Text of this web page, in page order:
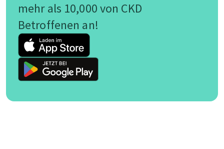
mehr als 10,000 von CKD
Betroffenen an!